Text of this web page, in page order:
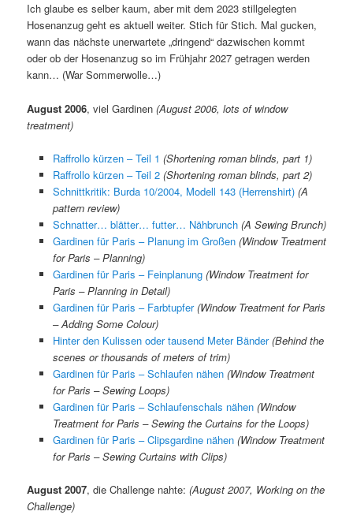
Ich glaube es selber kaum, aber mit dem 2023 stillgelegten
Hosenanzug geht es aktuell weiter. Stich für Stich. Mal gucken,
wann das nächste unerwartete „dringend“ dazwischen kommt
oder ob der Hosenanzug so im Frühjahr 2027 getragen werden
kann… (War Sommerwolle…)
August 2006, viel Gardinen(August 2006, lots of window
treatment)
Raffrollo kürzen – Teil 1 (Shortening roman blinds, part 1)
Raffrollo kürzen – Teil 2 (Shortening roman blinds, part 2)
Schnittkritik: Burda 10/2004, Modell 143 (Herrenshirt) (A
pattern review)
Schnatter… blätter… futter… Nähbrunch (A Sewing Brunch)
Gardinen für Paris – Planung im Großen (Window Treatment
for Paris – Planning)
Gardinen für Paris – Feinplanung (Window Treatment for
Paris – Planning in Detail)
Gardinen für Paris – Farbtupfer (Window Treatment for Paris
– Adding Some Colour)
Hinter den Kulissen oder tausend Meter Bänder (Behind the
scenes or thousands of meters of trim)
Gardinen für Paris – Schlaufen nähen (Window Treatment
for Paris – Sewing Loops)
Gardinen für Paris – Schlaufenschals nähen (Window
Treatment for Paris – Sewing the Curtains for the Loops)
Gardinen für Paris – Clipsgardine nähen (Window Treatment
for Paris – Sewing Curtains with Clips)
August 2007, die Challenge nahte:(August 2007, Working on the
Challenge)